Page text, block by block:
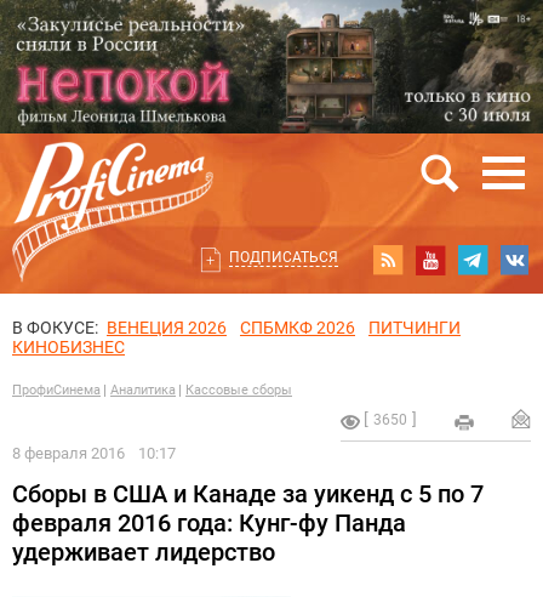
ПОДПИСАТЬСЯ
В ФОКУСЕ: ВЕНЕЦИЯ 2026 СПБМКФ 2026
ПИТЧИНГИ
КИНОБИЗНЕС
ПрофиСинема Аналитика Кассовые сборы
3650
8 февраля 2016 10:17
Сборы в США и Канаде за уикенд с 5 по 7
февраля 2016 года: Кунг-фу Панда
удерживает лидерство